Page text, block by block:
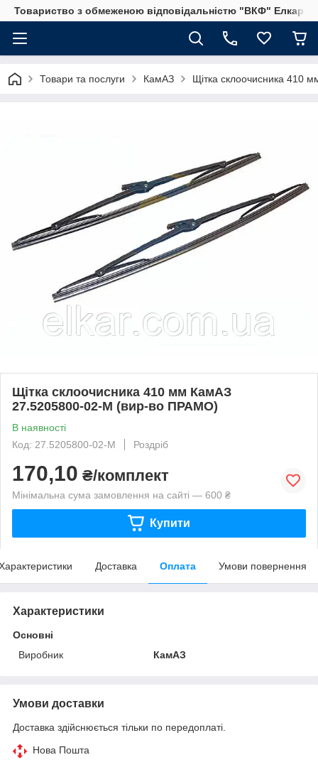
Товариство з обмеженою відповідальністю "ВКФ" Елкар"
Товари та послуги КамАЗ Щітка склоочисника
Щітка склоочисника 410 мм КамАЗ
27.5205800-02-М (вир-во ПРАМО)
В наявності
Код: 27.5205800-02-М
Роздріб
170,10 ₴/комплект
Мінімальна сума замовлення на сайті — 600 ₴
Купити
Доставка Оплата Умови повернення
Характеристики
Основні
Виробник
КамАЗ
Умови доставки
Доставка здійснюється тільки по передоплаті.
Нова Пошта